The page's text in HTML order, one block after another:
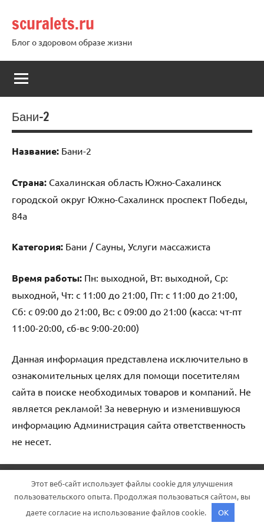
содержимому
scuralets.ru
Блог о здоровом образе жизни
Бани-2
Название: Бани-2
Страна: Сахалинская область Южно-Сахалинск
городской округ Южно-Сахалинск проспект Победы,
84а
Категория: Бани / Сауны, Услуги массажиста
Время работы: Пн: выходной, Вт: выходной, Ср:
выходной, Чт: с 11:00 до 21:00, Пт: с 11:00 до 21:00,
Сб: с 09:00 до 21:00, Вс: с 09:00 до 21:00 (касса: чт-пт
11:00-20:00, сб-вс 9:00-20:00)
Данная информация представлена исключительно в
ознакомительных целях для помощи посетителям
сайта в поиске необходимых товаров и компаний. Не
является рекламой! За неверную и изменившуюся
информацию Администрация сайта ответственность
не несет.
Этот веб-сайт использует файлы cookie для улучшения
пользовательского опыта. Продолжая пользоваться сайтом, вы
даете согласие на использование файлов cookie.
OK